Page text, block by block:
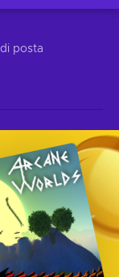
posta